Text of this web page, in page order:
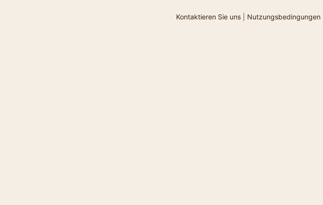
Kontaktieren Sie uns| Nutzungsbedingungen|